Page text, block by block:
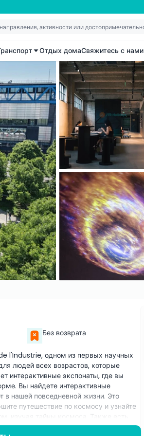
Отдых домаСвяжитесь с нами
Без возврата
l'Industrie, одном из первых научных
людей всех возрастов, которые
интерактивные экспонаты, где вы
Вы найдете интерактивные
в нашей повседневной жизни. Это
путешествие по космосу и узнайте
изучая тайны космоса. Также есть
и как они меняют наш мир. Этот музей